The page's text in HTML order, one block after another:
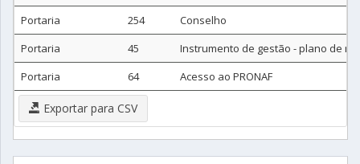
Portaria
254
Conselho
Portaria
45
Instrumento de gestão - plano de
Portaria
64 Acesso ao PRONAF
Exportar para CSV